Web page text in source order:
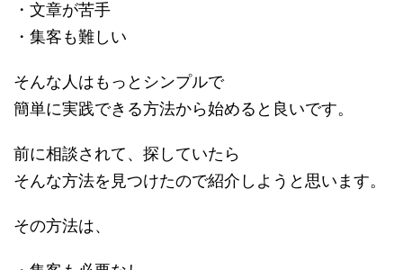
・文章が苦手
・集客も難しい
そんな人はもっとシンプルで
簡単に実践できる方法から始めると良いです。
前に相談されて、探していたら
そんな方法を見つけたので紹介しようと思います。
その方法は、